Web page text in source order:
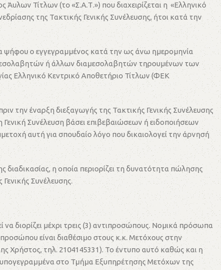
Άυλων Τίτλων (το «Σ.Α.Τ.») που διαχειρίζεται η «Ελληνικό
της Τακτικής Γενικής Συνέλευσης, ήτοι κατά την
ψήφου ο εγγεγραμμένος κατά την ως άνω ημερομηνία
ή άλλων διαμεσολαβητών τηρουμένων των
Ελληνικό Κεντρικό Αποθετήριο Τίτλων (ΦΕΚ
την έναρξη διεξαγωγής της Τακτικής Γενικής Συνέλευσης
Συνέλευση βάσει επιβεβαιώσεων ή ειδοποιήσεων
αυτή για σπουδαίο λόγο που δικαιολογεί την άρνησή
η οποία περιορίζει τη δυνατότητα πώλησης
Συνέλευσης.
διορίζει μέχρι τρεις (3) αντιπροσώπους. Νομικά πρόσωπα
είναι διαθέσιμο στους κ.κ. Μετόχους στην
Χρήστος, τηλ. 2104145331). Το έντυπο αυτό καθώς και η
στο Τμήμα Εξυπηρέτησης Μετόχων της